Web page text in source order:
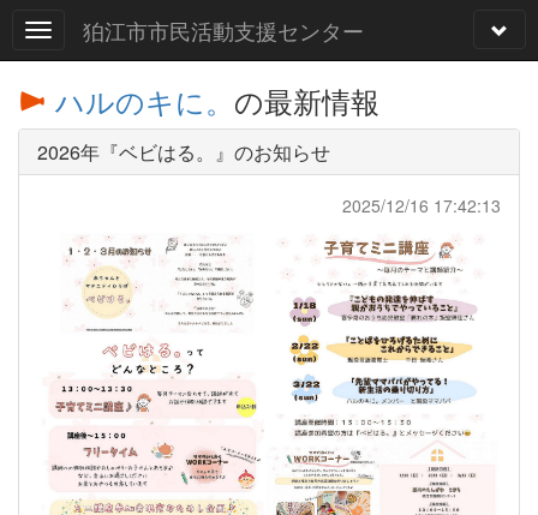
狛江市市民活動支援センター
ハルのキに。 の最新情報
2026年『ベビはる。』のお知らせ
2025/12/16 17:42:13